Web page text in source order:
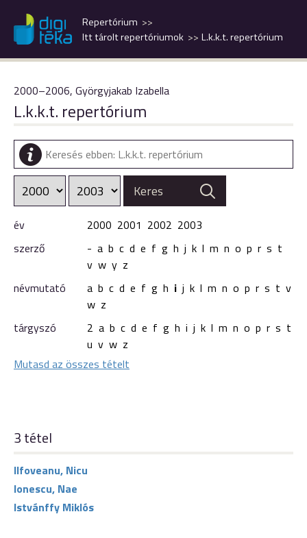
L.k.k.t. repertórium
Itt tárolt repertóriumok
Repertórium
2000–2006, Györgyjakab Izabella
L.k.k.t. repertórium
év 2000 2001 2002 2003
szerző
- a b c d e f g h j k l m n o p r s t
v w y z
névmutató
a b c d e f g h i j k l m n o p r s t v
w z
tárgyszó
2 a b c d e f g h i j k l m n o p r s t
u v w z
Mutasd az összes tételt
3 tétel
Ilfoveanu, Nicu
Ionescu, Nae
Istvánffy Miklós